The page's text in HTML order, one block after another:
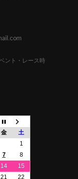
ント・レース時
金
土
1
7
8
14
15
21 22